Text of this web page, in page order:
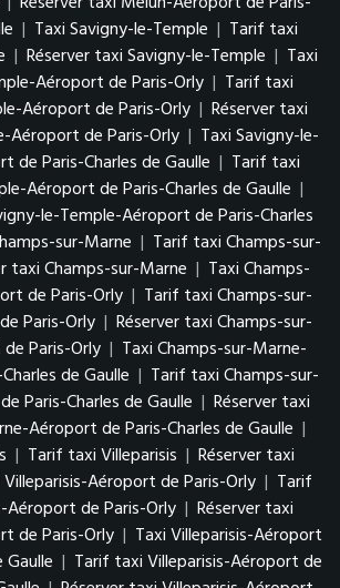
| Taxi Savigny-le-Temple | Tarif taxi
| Réserver taxi Savigny-le-Temple | Taxi
Aéroport de Paris-Orly | Tarif taxi
Aéroport de Paris-Orly | Réserver taxi
Aéroport de Paris-Orly | Taxi Savigny-le-
de Paris-Charles de Gaulle | Tarif taxi
Aéroport de Paris-Charles de Gaulle |
le-Temple-Aéroport de Paris-Charles
sur-Marne | Tarif taxi Champs-sur-
taxi Champs-sur-Marne | Taxi Champs-
de Paris-Orly | Tarif taxi Champs-sur-
Paris-Orly | Réserver taxi Champs-sur-
Paris-Orly | Taxi Champs-sur-Marne-
de Gaulle | Tarif taxi Champs-sur-
Paris-Charles de Gaulle | Réserver taxi
Aéroport de Paris-Charles de Gaulle |
| Tarif taxi Villeparisis | Réserver taxi
Villeparisis-Aéroport de Paris-Orly | Tarif
Aéroport de Paris-Orly | Réserver taxi
de Paris-Orly | Taxi Villeparisis-Aéroport
Gaulle | Tarif taxi Villeparisis-Aéroport de